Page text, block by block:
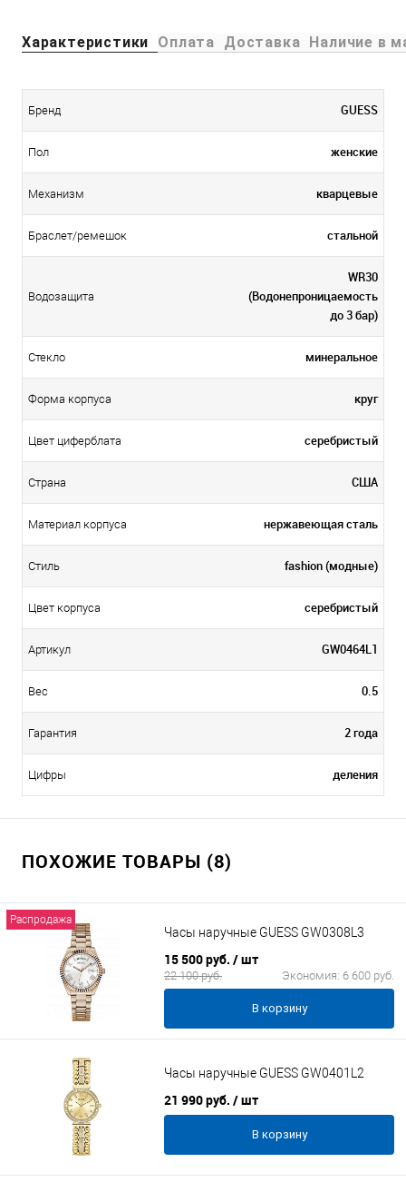
Характеристики Оплата Доставка Наличие в
Бренд GUESS
Пол женские
Механизм кварцевые
Браслет/ремешок стальной
Водозащита
WR30
(Водонепроницаемость
до 3 бар)
Стекло минеральное
Форма корпуса круг
Цвет циферблата серебристый
Страна США
Материал корпуса нержавеющая сталь
Стиль fashion (модные)
Цвет корпуса серебристый
Артикул GW0464L1
Вес 0.5
Гарантия 2 года
Цифры деления
ПОХОЖИЕ ТОВАРЫ (8)
Распродажа
Часы наручные GUESS GW0308L3
15 500 руб. / шт
22 100 руб. Экономия: 6 600 руб.
В корзину
Часы наручные GUESS GW0401L2
21 990 руб. / шт
В корзину